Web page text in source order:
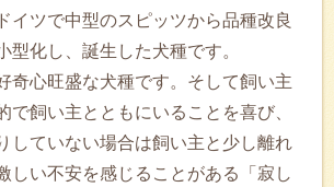
イツで中型のスピッツから品種改良
型化し、誕生した犬種です。
奇心旺盛な犬種です。そして飼い主
で飼い主とともにいることを喜び、
していない場合は飼い主と少し離れ
しい不安を感じることがある「寂し